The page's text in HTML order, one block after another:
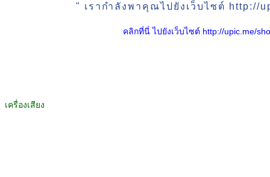
" เรากำลังพาคุณไปยังเว็บไซต์ http://
คลิกที่นี่ ไปยังเว็บไซต์ http://upic.me/
เครื่องเสียง